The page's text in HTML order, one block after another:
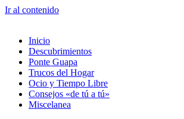
Ir al contenido
Inicio
Descubrimientos
Ponte Guapa
Trucos del Hogar
Ocio y Tiempo Libre
Consejos «de tú a tú»
Miscelanea